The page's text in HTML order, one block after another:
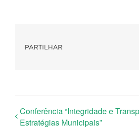
PARTILHAR
Conferência “Integridade e
Estratégias Municipais”